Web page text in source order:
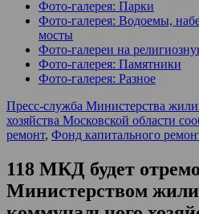
Фото-галерея: Парки
Фото-галерея: Водоемы,
мосты
Фото-галереи на
Фото-галерея: Памятники
Фото-галерея: Разное
Пресс-служба Министерства
хозяйства Московской области
ремонт, Фонд капитального
118 МКД будет
Министерством